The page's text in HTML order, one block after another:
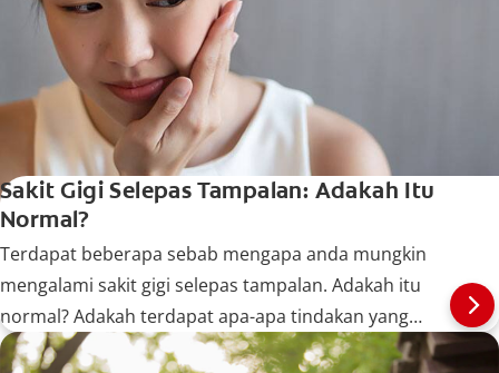
Sakit Gigi Selepas Tampalan: Adakah Itu
Normal?
Terdapat beberapa sebab mengapa anda mungkin
mengalami sakit gigi selepas tampalan. Adakah itu
normal? Adakah terdapat apa-apa tindakan yang
boleh anda lakukan? Ketahui lebih lanjut di sini.